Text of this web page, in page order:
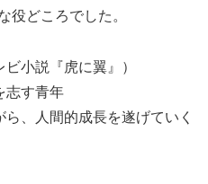
役どころでした。
小説『虎に翼』）
志す青年
ら、人間的成長を遂げていく